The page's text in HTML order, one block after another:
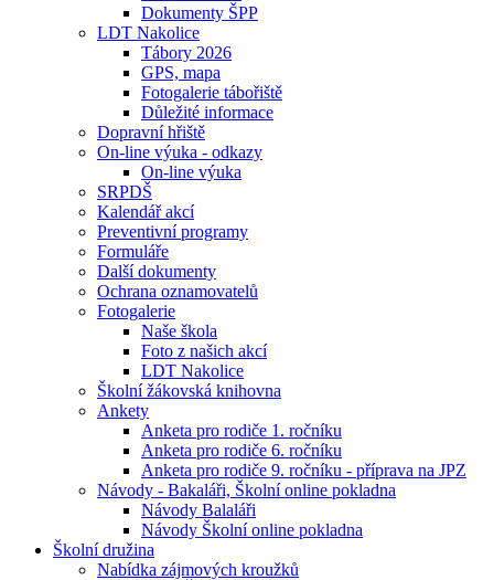
Dokumenty ŠPP
LDT Nakolice
Tábory 2026
GPS, mapa
Fotogalerie tábořiště
Důležité informace
Dopravní hřiště
On-line výuka - odkazy
On-line výuka
SRPDŠ
Kalendář akcí
Preventivní programy
Formuláře
Další dokumenty
Ochrana oznamovatelů
Fotogalerie
Naše škola
Foto z našich akcí
LDT Nakolice
Školní žákovská knihovna
Ankety
Anketa pro rodiče 1. ročníku
Anketa pro rodiče 6. ročníku
Anketa pro rodiče 9. ročníku - příprava na JPZ
Návody - Bakaláři, Školní online pokladna
Návody Balaláři
Návody Školní online pokladna
Školní družina
Nabídka zájmových kroužků